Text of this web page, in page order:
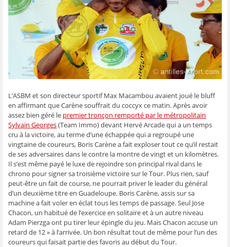
a
c
e
b
o
o
k
o
u
v
e
n
u
n
e
n
o
u
v
e
l
l
f
e
n
ê
t
r
e
w
i
t
t
e
r
(
o
u
v
r
e
d
s
u
n
e
n
o
u
v
e
l
l
e
f
e
n
ê
t
r
e
)
h
a
t
s
A
p
p
(
o
u
v
r
e
n
u
n
e
n
o
u
v
e
l
l
f
e
n
ê
t
r
e
)
k
y
p
e
(
o
u
v
r
e
d
a
n
n
n
o
u
v
e
l
l
e
f
e
n
ê
t
r
e
)
m
a
l
à
u
n
a
m
i
o
u
e
d
a
n
s
u
n
e
n
o
u
v
e
l
e
f
e
n
ê
t
r
e
)
L’ASBM et son directeur sportif Max Macambou avaient joué le bluff
en affirmant que Carène souffrait du coccyx ce matin. Après avoir
assez bien géré le premier tronçon remporté par le métropolitain
Sylvain Georges(Team Immo) devant Hervé Arcade qui a un temps
cru à la victoire, au terme d’une échappée qui a regroupé une
vingtaine de coureurs, Boris Carène a fait exploser tout ce qu’il restait
de ses adversaires dans le contre la montre de vingt et un kilomètres.
Il s’est même payé le luxe de rejoindre son principal rival dans le
chrono pour signer sa troisième victoire sur le Tour. Plus rien, sauf
peut-être un fait de course, ne pourrait priver le leader du général
d’un deuxième titre en Guadeloupe. Boris Carène, assis sur sa
machine a fait voler en éclat tous les temps de passage. Seul Jose
Chacon, un habitué de l’exercice en solitaire et à un autre niveau
Adam Pierzga ont pu tirer leur épingle du jeu. Mais Chacon accuse un
retard de 12 » à l’arrivée. Un bon résultat tout de même pour l’un des
coureurs qui faisait partie des favoris au début du Tour.